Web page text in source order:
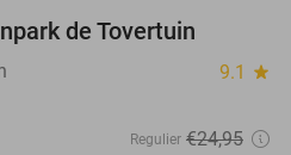
de Tovertuin
9.1 star
Regulier €24,95